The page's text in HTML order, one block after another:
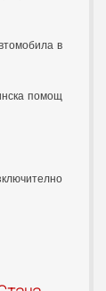
в
помощ